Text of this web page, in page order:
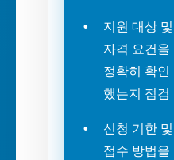
지원 대상 및
자격 요건을
정확히 확인
했는지 점검
신청 기한 및
접수 방법을